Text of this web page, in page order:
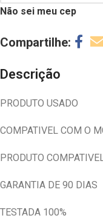
Não sei meu cep
Descrição
PRODUTO USADO
COMPATIVEL COM O
PRODUTO
GARANTIA DE 90 DIAS
TESTADA 100%